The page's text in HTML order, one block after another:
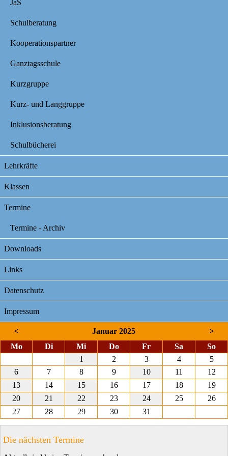
JaS
Schulberatung
Kooperationspartner
Ganztagsschule
Kurzgruppe
Kurz- und Langgruppe
Inklusionsberatung
Schulbücherei
Lehrkräfte
Klassen
Termine
Termine - Archiv
Downloads
Links
Datenschutz
Impressum
< Januar 2025
>
Montag Dienstag Mittwoch Donnerstag
Freitag Sa So
1
2 3 4
5
6
7 8 9 10 11
12
13
14 15 16 17 18
19
20
21 22 23 24 25
26
27
28 29 30 31
Die nächsten Termine